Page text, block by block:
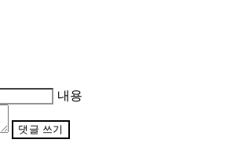
내용
댓글 쓰기